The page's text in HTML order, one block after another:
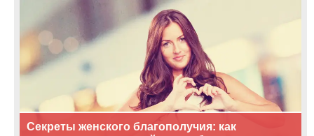
Секреты женского благополучия: как